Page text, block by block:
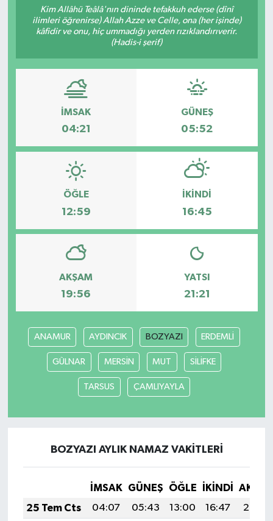
Kim Allâhü Teâlâ'nın dininde tefakkuh ederse (dînî
ilimleri öğrenirse) Allah Azze ve Celle, ona (her işinde)
kâfidir ve onu, hiç ummadığı yerden rızıklandırıverir.
(Hadis-i şerif)
İMSAK
04:21
GÜNEŞ
05:52
ÖĞLE
12:59
İKINDI
16:45
AKŞAM
19:56
YATSI
21:21
ANAMUR AYDINCIK BOZYAZI ERDEMLİ
GÜLNAR MERSİN MUT SİLİFKE
TARSUS ÇAMLIYAYLA
BOZYAZI AYLIK NAMAZ VAKITLERI
İMSAK GÜNEŞ ÖĞLE İKINDI
25 Tem Cts
04:07 05:43 13:00 16:47
20:07